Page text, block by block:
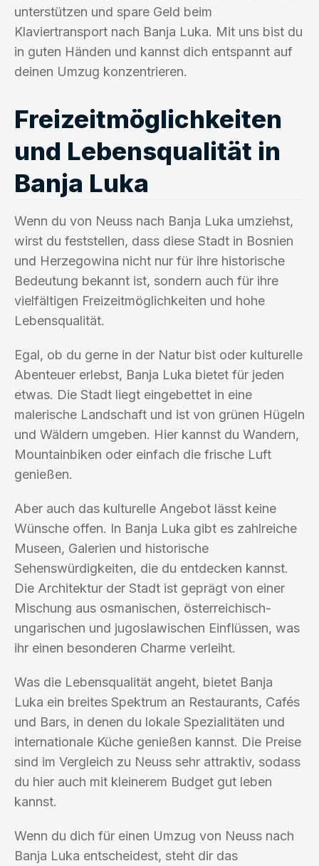
unterstützen und spare Geld beim
Klaviertransport nach Banja Luka. Mit uns bist du
in guten Händen und kannst dich entspannt auf
deinen Umzug konzentrieren.
Freizeitmöglichkeiten
und Lebensqualität in
Banja Luka
Wenn du von Neuss nach Banja Luka umziehst,
wirst du feststellen, dass diese Stadt in Bosnien
und Herzegowina nicht nur für ihre historische
Bedeutung bekannt ist, sondern auch für ihre
vielfältigen Freizeitmöglichkeiten und hohe
Lebensqualität.
Egal, ob du gerne in der Natur bist oder kulturelle
Abenteuer erlebst, Banja Luka bietet für jeden
etwas. Die Stadt liegt eingebettet in eine
malerische Landschaft und ist von grünen Hügeln
und Wäldern umgeben. Hier kannst du Wandern,
Mountainbiken oder einfach die frische Luft
genießen.
Aber auch das kulturelle Angebot lässt keine
Wünsche offen. In Banja Luka gibt es zahlreiche
Museen, Galerien und historische
Sehenswürdigkeiten, die du entdecken kannst.
Die Architektur der Stadt ist geprägt von einer
Mischung aus osmanischen, österreichisch-
ungarischen und jugoslawischen Einflüssen, was
ihr einen besonderen Charme verleiht.
Was die Lebensqualität angeht, bietet Banja
Luka ein breites Spektrum an Restaurants, Cafés
und Bars, in denen du lokale Spezialitäten und
internationale Küche genießen kannst. Die Preise
sind im Vergleich zu Neuss sehr attraktiv, sodass
du hier auch mit kleinerem Budget gut leben
kannst.
Wenn du dich für einen Umzug von Neuss nach
Banja Luka entscheidest, steht dir das